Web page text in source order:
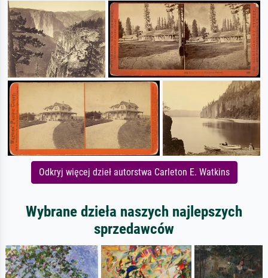
Odkryj więcej dzieł autorstwa Carleton E. Watkins
Wybrane dzieła naszych najlepszych
sprzedawców